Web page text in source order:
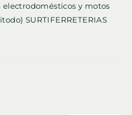
electrodomésticos y motos
SURTIFERRETERIAS